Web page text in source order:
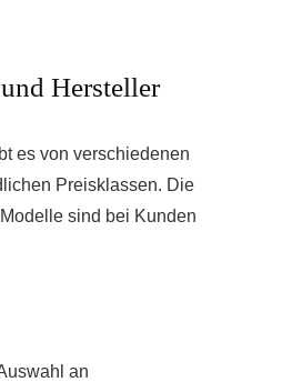
Hersteller
es von verschiedenen
Preisklassen. Die
sind bei Kunden
an